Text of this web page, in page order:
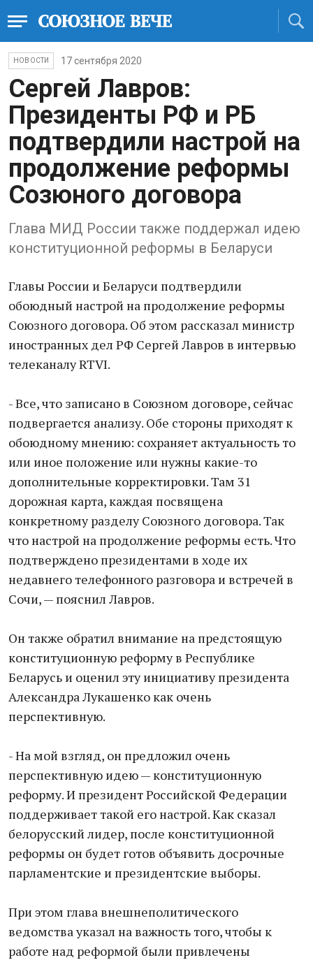
НОВОСТИ 17 сентября 2020
Сергей Лавров:
Президенты РФ и РБ
подтвердили настрой на
продолжение реформы
Созюного договора
Глава МИД России также поддержал идею
конституционной реформы в Беларуси
Главы России и Беларуси подтвердили
обоюдный настрой на продолжение реформы
Союзного договора. Об этом рассказал министр
иностранных дел РФ Сергей Лавров в интервью
телеканалу RTVI.
- Все, что записано в Союзном договоре, сейчас
подвергается анализу. Обе стороны приходят к
обоюдному мнению: сохраняет актуальность то
или иное положение или нужны какие-то
дополнительные корректировки. Там 31
дорожная карта, каждая посвящена
конкретному разделу Союзного договора. Так
что настрой на продолжение реформы есть. Что
подтверждено президентами в ходе их
недавнего телефонного разговора и встречей в
Сочи, — пояснил Лавров.
Он также обратил внимание на предстоящую
конституционную реформу в Республике
Беларусь и оценил эту инициативу президента
Александра Лукашенко как очень
перспективную.
- На мой взгляд, он предложил очень
перспективную идею — конституционную
реформу. И президент Российской Федерации
поддерживает такой его настрой. Как сказал
белорусский лидер, после конституционной
реформы он будет готов объявить досрочные
парламентские и президентские выборы.
При этом глава внешнеполитического
ведомства указал на важность того, чтобы к
работе над реформой были привлечены